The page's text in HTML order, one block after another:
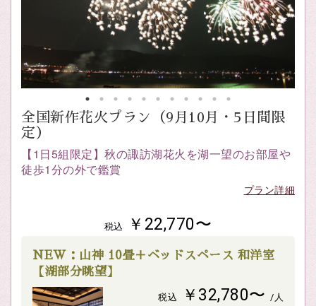
全国新作花火プラン（9月10月・5日間限
定）
【1日5組限定】秋の諏訪湖花火を湖一望のお部屋や
徒歩1分の外で鑑賞
プラン詳細
税込 ￥22,770〜
NEW：山神 10畳＋ベッドスペース 和洋室
【湖部分眺望】
税込 ￥32,780〜 /人